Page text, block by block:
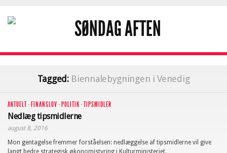
Tagged: Biennalebygningen i Venedig
AKTUELT· FINANSLOV · POLITIK ·TIPSMIDLER
Nedlæg tipsmidlerne
august 8, 2016
Mon gentagelse fremmer forståelsen: nedlæggelse af tipsmidlerne vil give
langt bedre strategisk økonomistyring i Kulturministeriet.